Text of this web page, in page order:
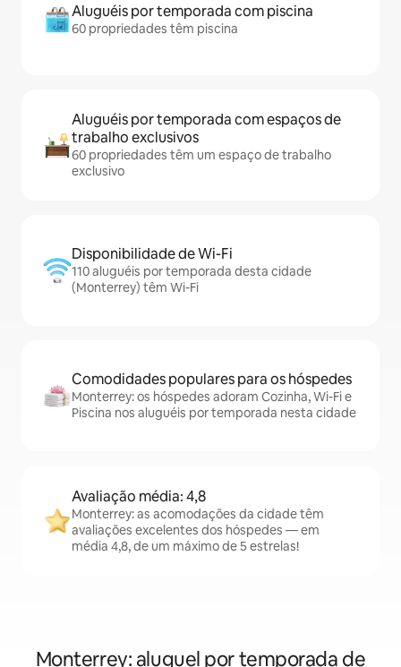
Aluguéis por temporada com piscina
60 propriedades têm piscina
Aluguéis por temporada com espaços de
trabalho exclusivos
60 propriedades têm um espaço de trabalho
exclusivo
Disponibilidade de Wi-Fi
110 aluguéis por temporada desta cidade
(Monterrey) têm Wi-Fi
Comodidades populares para os hóspedes
Monterrey: os hóspedes adoram Cozinha, Wi-Fi e
Piscina nos aluguéis por temporada nesta cidade
Avaliação média: 4,8
Monterrey: as acomodações da cidade têm
avaliações excelentes dos hóspedes — em
média 4,8, de um máximo de 5 estrelas!
Monterrey: aluguel por temporada de